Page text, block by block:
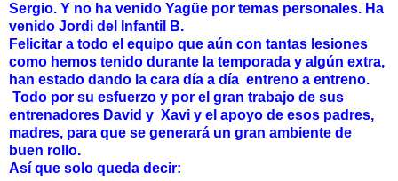
Sergio. Y no ha venido Yagüe por temas personales. Ha
venido Jordi del Infantil B.
Felicitar a todo el equipo que aún con tantas lesiones
como hemos tenido durante la temporada y algún extra,
han estado dando la cara día a día entreno a entreno.
Todo por su esfuerzo y por el gran trabajo de sus
entrenadores David y Xavi y el apoyo de esos padres,
madres, para que se generará un gran ambiente de
buen rollo.
Así que solo queda decir: